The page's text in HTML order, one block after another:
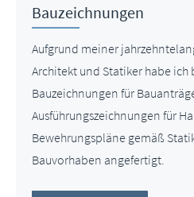
Bauzeichnungen
Aufgrund meiner
Architekt und Statiker habe ich
Bauzeichnungen für
Ausführungszeichnungen für
Bewehrungspläne gemäß
Bauvorhaben angefertigt.